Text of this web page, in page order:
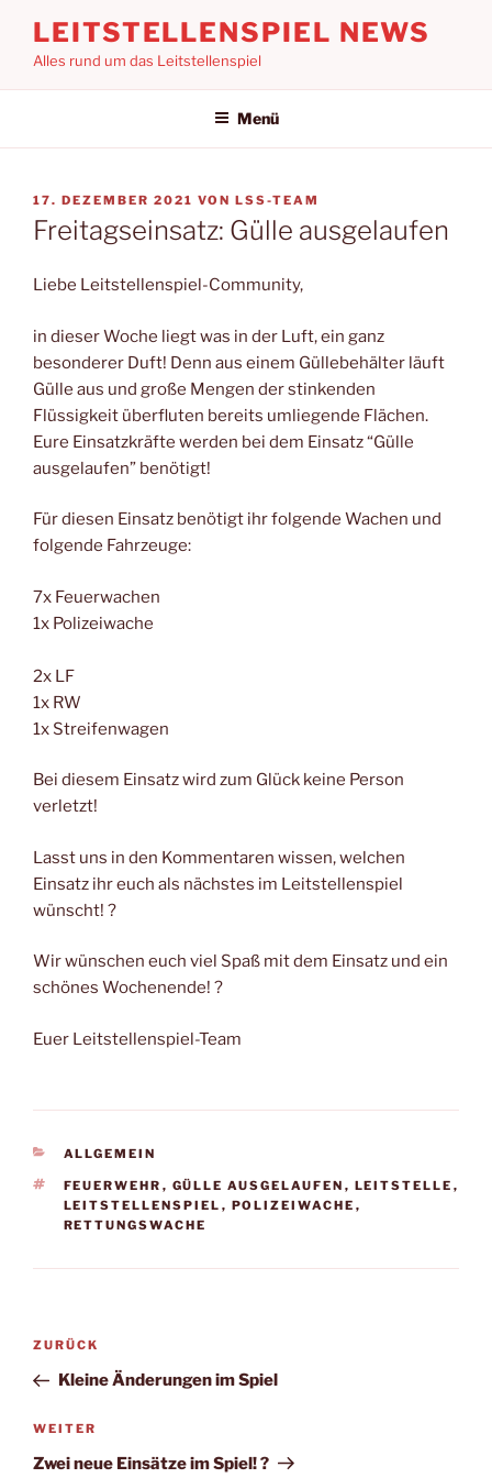
Inhalt
springen
LEITSTELLENSPIEL NEWS
Alles rund um das Leitstellenspiel
Menü
VERÖFFENTLICHT
AM
17. DEZEMBER 2021 VON LSS-TEAM
Freitagseinsatz: Gülle ausgelaufen
Liebe Leitstellenspiel-Community,
in dieser Woche liegt was in der Luft, ein ganz
besonderer Duft! Denn aus einem Güllebehälter läuft
Gülle aus und große Mengen der stinkenden
Flüssigkeit überfluten bereits umliegende Flächen.
Eure Einsatzkräfte werden bei dem Einsatz “Gülle
ausgelaufen” benötigt!
Für diesen Einsatz benötigt ihr folgende Wachen und
folgende Fahrzeuge:
7x Feuerwachen
1x Polizeiwache
2x LF
1x RW
1x Streifenwagen
Bei diesem Einsatz wird zum Glück keine Person
verletzt!
Lasst uns in den Kommentaren wissen, welchen
Einsatz ihr euch als nächstes im Leitstellenspiel
wünscht! ?
Wir wünschen euch viel Spaß mit dem Einsatz und ein
schönes Wochenende! ?
Euer Leitstellenspiel-Team
KATEGORIEN
ALLGEMEIN
SCHLAGWÖRTER
FEUERWEHR , GÜLLE AUSGELAUFEN , LEITSTELLE ,
LEITSTELLENSPIEL , POLIZEIWACHE ,
RETTUNGSWACHE
Beitragsnavigation
Vorheriger
Beitrag
ZURÜCK
Kleine Änderungen im Spiel
Nächster
Beitrag
WEITER
Zwei neue Einsätze im Spiel! ?